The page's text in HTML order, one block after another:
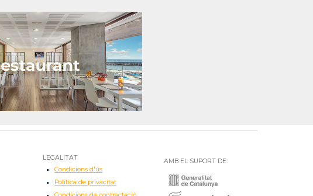
LEGALITAT
Condicions d'ús
Política de privacitat
AMB EL SUPORT DE: